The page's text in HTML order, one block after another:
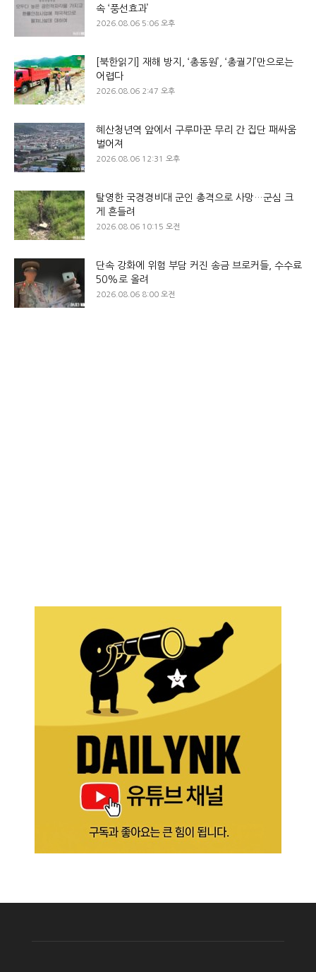
속 ‘풍선효과’
2026.08.06 5:06 오후
[북한읽기] 재해 방지, ‘총동원’, ‘총궐기’만으로는
어렵다
2026.08.06 2:47 오후
혜산청년역 앞에서 구루마꾼 무리 간 집단 패싸움
벌어져
2026.08.06 12:31 오후
탈영한 국경경비대 군인 총격으로 사망…군심 크
게 흔들려
2026.08.06 10:15 오전
단속 강화에 위험 부담 커진 송금 브로커들, 수수료
50%로 올려
2026.08.06 8:00 오전